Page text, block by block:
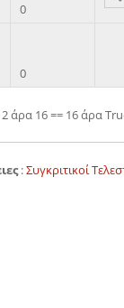
0
0
άρα 16 == 16 άρα
:Συγκριτικοί